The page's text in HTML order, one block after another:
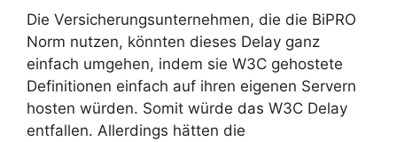
Die Versicherungsunternehmen, die die BiPRO
Norm nutzen, könnten dieses Delay ganz
einfach umgehen, indem sie W3C gehostete
Definitionen einfach auf ihren eigenen Servern
hosten würden. Somit würde das W3C Delay
entfallen. Allerdings hätten die